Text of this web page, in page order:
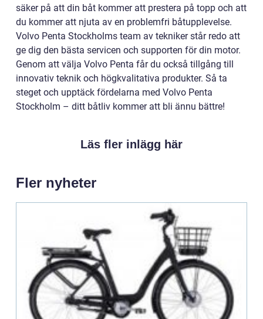
säker på att din båt kommer att prestera på topp och att
du kommer att njuta av en problemfri båtupplevelse.
Volvo Penta Stockholms team av tekniker står redo att
ge dig den bästa servicen och supporten för din motor.
Genom att välja Volvo Penta får du också tillgång till
innovativ teknik och högkvalitativa produkter. Så ta
steget och upptäck fördelarna med Volvo Penta
Stockholm – ditt båtliv kommer att bli ännu bättre!
Läs fler inlägg här
Fler nyheter